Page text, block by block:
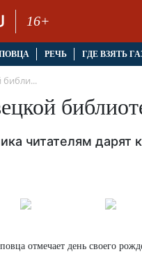
16+
РЕЧЬ ГДЕ ВЗЯТЬ
библи...
читателям дарят
отмечает день своего